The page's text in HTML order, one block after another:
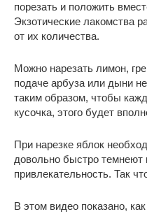
порезать и положить
Экзотические лакомства
от их количества.
Можно нарезать лимон,
подаче арбуза или дыни
таким образом, чтобы
кусочка, этого будет
При нарезке яблок
довольно быстро темнеют
привлекательность. Так
В этом видео показано,